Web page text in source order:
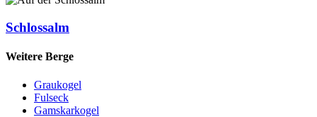
Schlossalm
Weitere Berge
Graukogel
Fulseck
Gamskarkogel